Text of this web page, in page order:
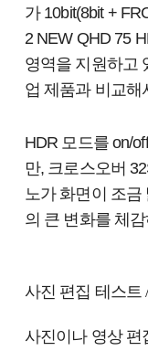
가 10bit(8bit +
2 NEW QHD 75
영역을 지원하고
업 제품과 비교해
HDR 모드를 on/
만, 크로스오버
노가 화면이 조금
의 큰 변화를 체
사진 편집 테스트
사진이나 영상